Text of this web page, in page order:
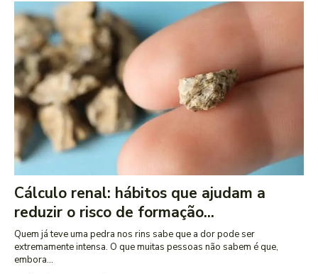
Cálculo renal: hábitos que ajudam a
reduzir o risco de formação...
Quem já teve uma pedra nos rins sabe que a dor pode ser
extremamente intensa. O que muitas pessoas não sabem é que,
embora...